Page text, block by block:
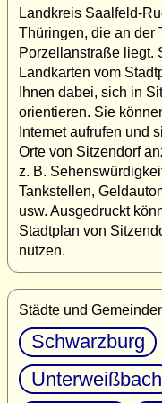
Landkreis Saalfeld-
Thüringen, die an der
Porzellanstraße liegt.
Landkarten vom
Ihnen dabei, sich in
orientieren. Sie
Internet aufrufen und
Orte von Sitzendorf
z. B.
Tankstellen,
usw. Ausgedruckt
Stadtplan von
nutzen.
Städte und
Schwarzburg
Unterweißbach